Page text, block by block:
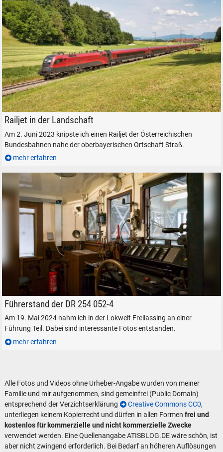
ÖBB Taurus 1116 155 mit einem Railjet bei Straß, am 2. Juni 2023.
Railjet in der Landschaft
Am 2. Juni 2023 knipste ich einen Railjet der Österreichischen
Bundesbahnen nahe der oberbayerischen Ortschaft Straß.
mehr erfahren
Führerstand der DR 254 052-4 in der Lokwelt, am 19. Mai 2024.
Führerstand der DR 254 052-4
Am 19. Mai 2024 nahm ich in der Lokwelt Freilassing an einer
Führung Teil. Dabei sind interessante Fotos entstanden.
mehr erfahren
Alle Fotos und Videos ohne Urheber-Angabe wurden von meiner
Familie und mir aufgenommen, sind gemeinfrei (Public Domain)
entsprechend der Verzichtserklärung
Creative Commons CC0,
unterliegen keinem Kopierrecht und dürfen in allen Formen frei und
kostenlos für kommerzielle und nicht kommerzielle Zwecke
verwendet werden. Eine Quellenangabe ATISBLOG.DE wäre schön, ist
aber nicht zwingend erforderlich. Bei Bedarf an höheren Auflösungen
SUCHEN
Durchsuchen
alles
Suche ...